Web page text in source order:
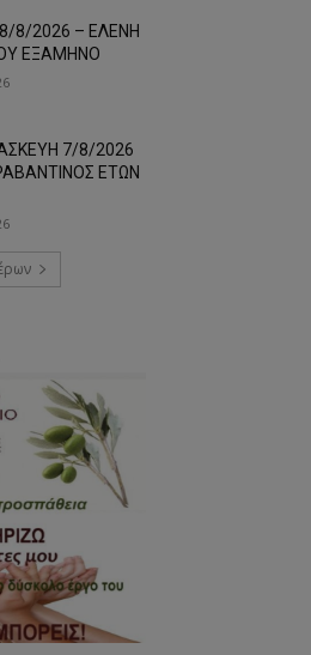
8/2026 – ΕΛΕΝΗ
ΕΞΑΜΗΝΟ
7/8/2026
ΕΤΩΝ